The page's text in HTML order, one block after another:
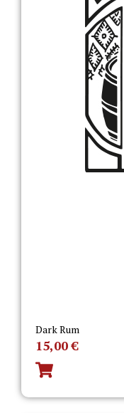
Dark Rum
15,00€